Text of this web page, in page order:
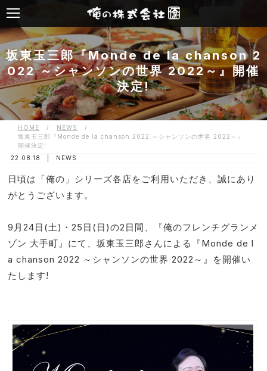
坂東玉三郎『Monde de la chanson 2
022 ～シャンソンの世界 2022～』開催
決定!
HOME / NEWS
/
坂東玉三郎『Monde de la chanson 2022 ～シャンソンの世界 2022～』
開催決定!
22.08.18 |
NEWS
日頃は「俺の」シリーズ各店をご利用いただき、誠にあり
がとうございます。
9月24日(土)・25日(日)の2日間、『俺のフレンチグランメ
ゾン 大手町』にて、坂東玉三郎さんによる『Monde de l
a chanson 2022 ～シャンソンの世界 2022～』を開催い
たします!